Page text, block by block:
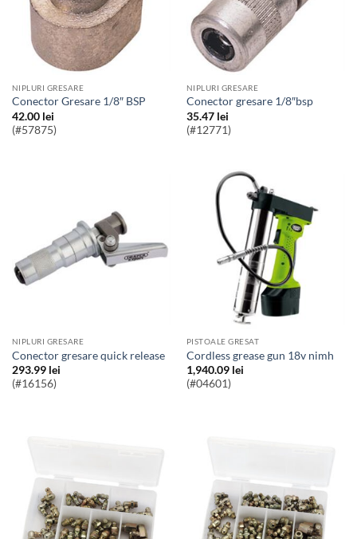
NIPLURI GRESARE
Conector Gresare 1/8″ BSP
42.00 lei
(#57875)
NIPLURI GRESARE
Conector gresare 1/8″bsp
35.47 lei
(#12771)
NIPLURI GRESARE
Conector gresare quick release
293.99 lei
(#16156)
PISTOALE GRESAT
Cordless grease gun 18v nimh
1,940.09 lei
(#04601)